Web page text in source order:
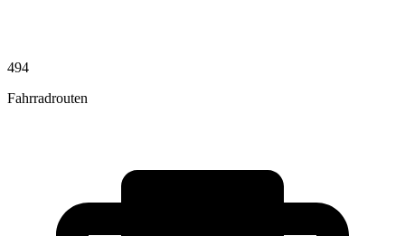
494
Fahrradrouten